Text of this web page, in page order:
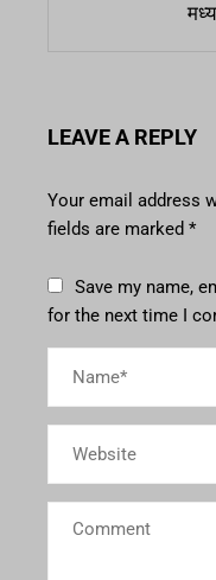
LEAVE A REPLY
Your email address
fields are marked *
Save my name,
for the next time I